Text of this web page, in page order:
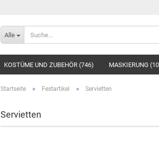
Alle
KOSTÜME UND ZUBEHÖR (746) MASKIERUNG
Startseite » Festartikel » Servietten
Servietten